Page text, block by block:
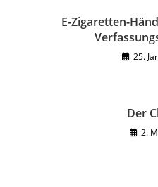
E-Zigaretten-
25.
Der
2.